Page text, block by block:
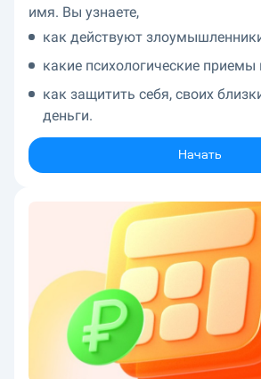
имя. Вы узнаете,
как действуют
какие психологические приемы
как защитить себя, своих
деньги.
Начать